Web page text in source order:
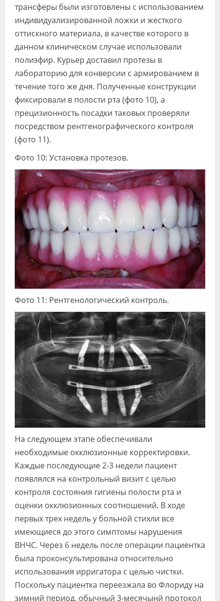
трансферы были изготовлены с использованием
индивидуализированной ложки и жесткого
оттискного материала, в качестве которого в
данном клиническом случае использовали
полиэфир. Курьер доставил протезы в
лабораторию для конверсии с армированием в
течение того же дня. Полученные конструкции
фиксировали в полости рта (фото 10), а
прецизионность посадки таковых проверяли
посредством рентгенографического контроля
(фото 11).
Фото 10: Установка протезов.
Фото 11: Рентгенологический контроль.
На следующем этапе обеспечивали
необходимые окклюзионные корректировки.
Каждые последующие 2-3 недели пациент
появлялся на контрольный визит с целью
контроля состояния гигиены полости рта и
оценки окклюзионных соотношений. В ходе
первых трех недель у больной стихли все
имеющиеся до этого симптомы нарушения
ВНЧС. Через 6 недель после операции пациентка
была проконсультирована относительно
использования ирригатора с целью чистки.
Поскольку пациентка переезжала во Флориду на
зимний период, обычный 3-месячынй протокол